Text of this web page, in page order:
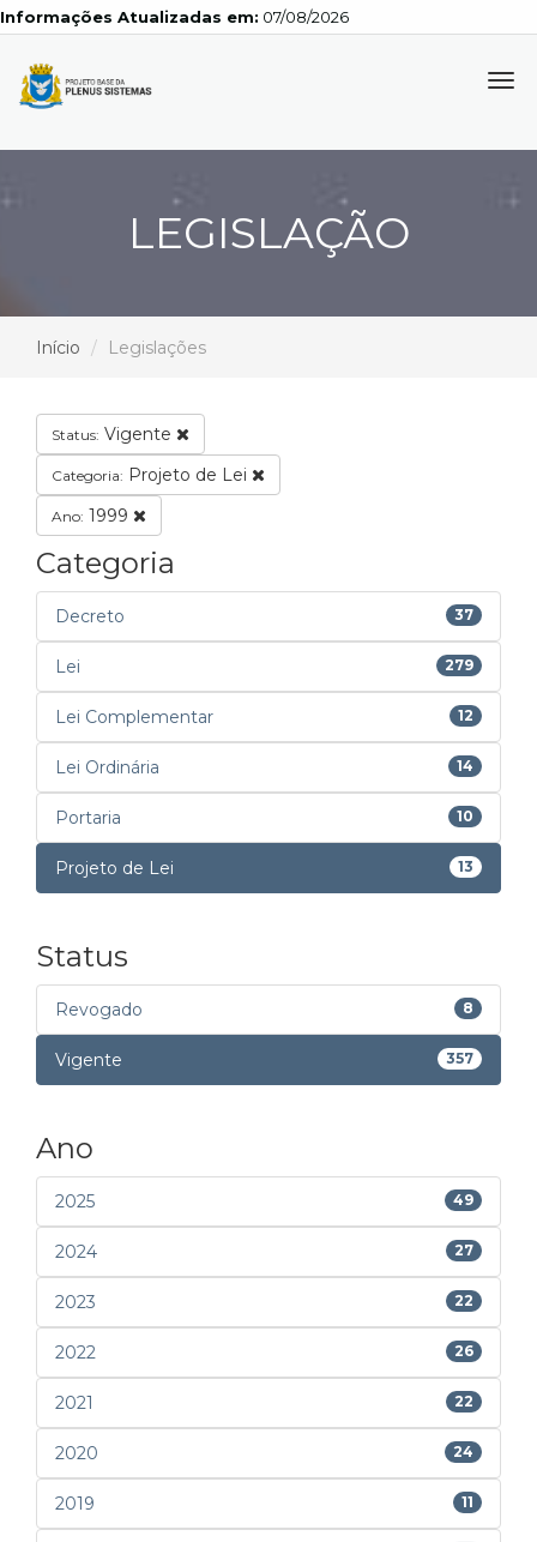
Atualizadas em: 07/08/2026
LEGISLAÇÃO
Início Legislações
Status: Vigente
Categoria: Projeto de Lei
Ano: 1999
Categoria
Decreto 37
Lei 279
Lei Complementar 12
Lei Ordinária 14
Portaria 10
Projeto de Lei 13
Status
Revogado 8
Vigente 357
Ano
2025 49
2024 27
2023 22
2022 26
2021 22
2020 24
2019 11